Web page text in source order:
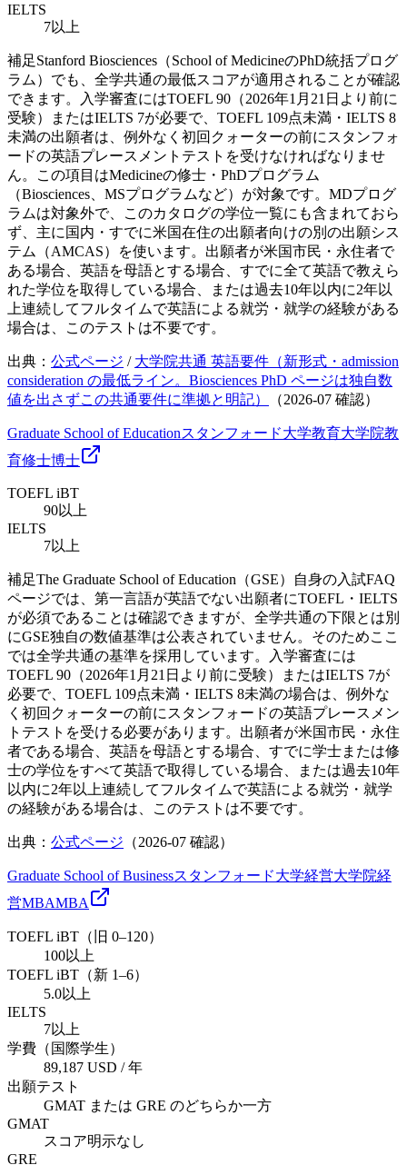
IELTS
7以上
補足Stanford Biosciences（School of MedicineのPhD統括プログ
ラム）でも、全学共通の最低スコアが適用されることが確認
できます。入学審査にはTOEFL 90（2026年1月21日より前に
受験）またはIELTS 7が必要で、TOEFL 109点未満・IELTS 8
未満の出願者は、例外なく初回クォーターの前にスタンフォ
ードの英語プレースメントテストを受けなければなりませ
ん。この項目はMedicineの修士・PhDプログラム
（Biosciences、MSプログラムなど）が対象です。MDプログ
ラムは対象外で、このカタログの学位一覧にも含まれておら
ず、主に国内・すでに米国在住の出願者向けの別の出願シス
テム（AMCAS）を使います。出願者が米国市民・永住者で
ある場合、英語を母語とする場合、すでに全て英語で教えら
れた学位を取得している場合、または過去10年以内に2年以
上連続してフルタイムで英語による就労・就学の経験がある
場合は、このテストは不要です。
出典： 公式ページ / 大学院共通 英語要件（新形式・admission
consideration の最低ライン。Biosciences PhD ページは独自数
値を出さずこの共通要件に準拠と明記）
（2026-07 確認）
Graduate School of Educationスタンフォード大学教育大学院教
育修士博士
TOEFL iBT
90以上
IELTS
7以上
補足The Graduate School of Education（GSE）自身の入試FAQ
ページでは、第一言語が英語でない出願者にTOEFL・IELTS
が必須であることは確認できますが、全学共通の下限とは別
にGSE独自の数値基準は公表されていません。そのためここ
では全学共通の基準を採用しています。入学審査には
TOEFL 90（2026年1月21日より前に受験）またはIELTS 7が
必要で、TOEFL 109点未満・IELTS 8未満の場合は、例外な
く初回クォーターの前にスタンフォードの英語プレースメン
トテストを受ける必要があります。出願者が米国市民・永住
者である場合、英語を母語とする場合、すでに学士または修
士の学位をすべて英語で取得している場合、または過去10年
以内に2年以上連続してフルタイムで英語による就労・就学
の経験がある場合は、このテストは不要です。
出典： 公式ページ （2026-07 確認）
Graduate School of Businessスタンフォード大学経営大学院経
営MBAMBA
TOEFL iBT（旧 0–120）
100以上
TOEFL iBT（新 1–6）
5.0以上
IELTS
7以上
学費（国際学生）
89,187 USD / 年
出願テスト
GMAT または GRE のどちらか一方
GMAT
スコア明示なし
GRE